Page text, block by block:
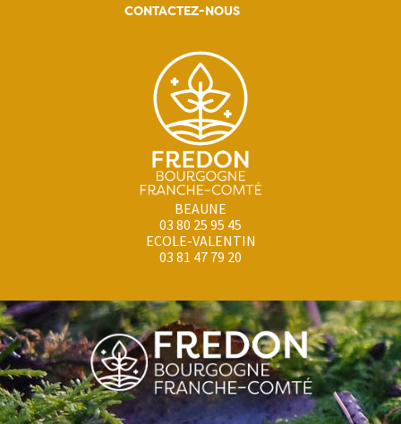
CONTACTEZ-NOUS
BEAUNE
03 80 25 95 45
ECOLE-VALENTIN
03 81 47 79 20